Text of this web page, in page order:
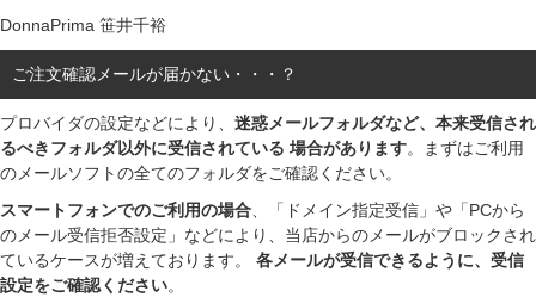
DonnaPrima 笹井千裕
ご注文確認メールが届かない・・・？
プロバイダの設定などにより、 迷惑メールフォルダなど、本来受信され
るべきフォルダ以外に受信されている 場合があります。まずはご利用
のメールソフトの全てのフォルダをご確認ください。
スマートフォンでのご利用の場合、「ドメイン指定受信」や「PCから
のメール受信拒否設定」などにより、当店からのメールがブロックされ
ているケースが増えております。 各メールが受信できるように、受信
設定をご確認ください。